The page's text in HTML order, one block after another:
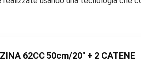
62CC 50cm/20" + 2 CATENE